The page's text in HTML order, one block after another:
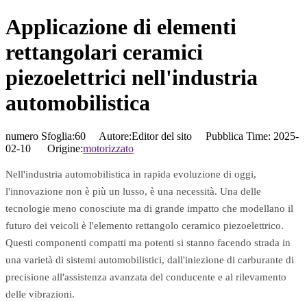
Applicazione di elementi
rettangolari ceramici
piezoelettrici nell'industria
automobilistica
numero Sfoglia:60 Autore:Editor del sito Pubblica Time: 2025-
02-10 Origine:motorizzato
Nell'industria automobilistica in rapida evoluzione di oggi,
l'innovazione non è più un lusso, è una necessità. Una delle
tecnologie meno conosciute ma di grande impatto che modellano il
futuro dei veicoli è l'elemento rettangolo ceramico piezoelettrico.
Questi componenti compatti ma potenti si stanno facendo strada in
una varietà di sistemi automobilistici, dall'iniezione di carburante di
precisione all'assistenza avanzata del conducente e al rilevamento
delle vibrazioni.